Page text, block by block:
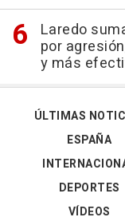
Laredo
por
y más
ÚLTIMAS
ESPAÑA
DEPORTES
VÍDEOS